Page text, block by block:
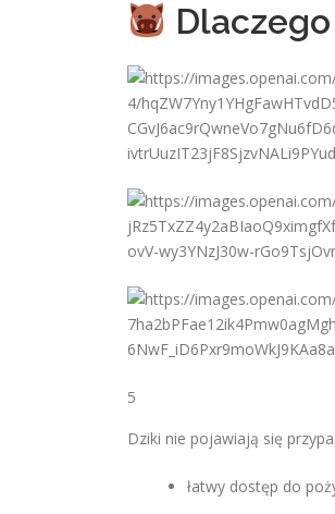
5
Dziki nie pojawiają się
łatwy dostęp do